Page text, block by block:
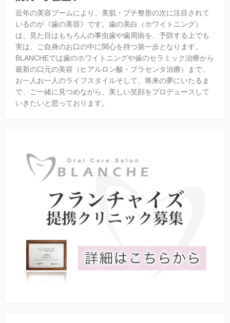
近年の美容ブームにより、美肌・プチ整形の次に注目されて
いるのが《歯の美容》です。歯の美白（ホワイトニング）
は、見た目はもちろんの事虫歯や歯周病を、予防する上でも
実は、ご自身のお口の中に関心を持つ第一歩となります。
BLANCHEでは歯のホワイトニングや歯のセラミック治療から
最新の口元の美容（ヒアルロン酸・プラセンタ治療）まで、
お一人お一人のライフスタイルそして、将来の夢にいたるま
で、ご一緒に見つめながら、美しい笑顔をプロデュースして
いきたいと思っております。